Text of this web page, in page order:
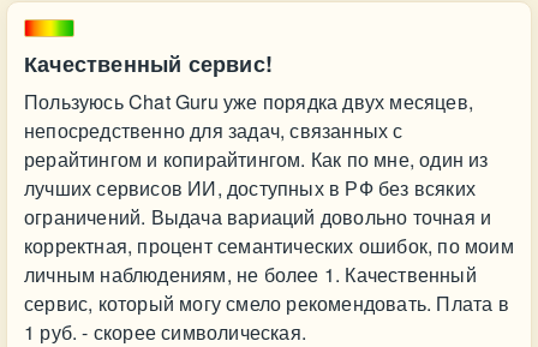
Качественный сервис!
Пользуюсь Chat Guru уже порядка двух месяцев,
непосредственно для задач, связанных с
рерайтингом и копирайтингом. Как по мне, один из
лучших сервисов ИИ, доступных в РФ без всяких
ограничений. Выдача вариаций довольно точная и
корректная, процент семантических ошибок, по моим
личным наблюдениям, не более 1. Качественный
сервис, который могу смело рекомендовать. Плата в
1 руб. - скорее символическая.